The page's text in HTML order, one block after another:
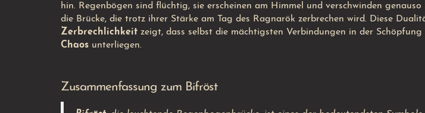
hin. Regenbögen sind flüchtig, sie erscheinen am Himmel und verschwinden
die Brücke, die trotz ihrer Stärke am Tag des Ragnarök zerbrechen wird. Diese
Zerbrechlichkeit zeigt, dass selbst die mächtigsten Verbindungen in der Schöpfung
Chaos unterliegen.
Zusammenfassung zum Bifröst